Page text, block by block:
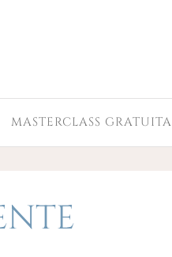
MASTERCLASS GRATUITA